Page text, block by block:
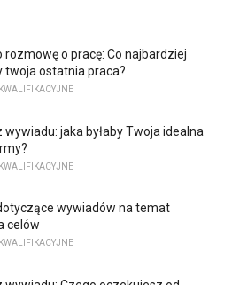
rozmowę o pracę: Co najbardziej
twoja ostatnia praca?
wywiadu: jaka byłaby Twoja idealna
wywiadów na temat
celów